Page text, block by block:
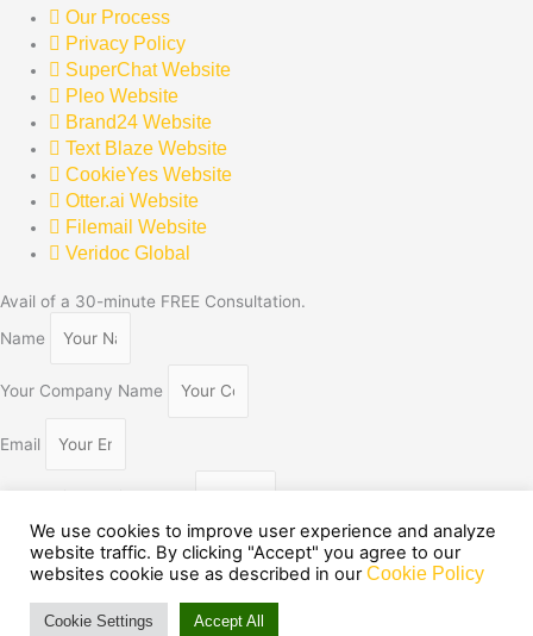
Our Process
Privacy Policy
SuperChat Website
Pleo Website
Brand24 Website
Text Blaze Website
CookieYes Website
Otter.ai Website
Filemail Website
Veridoc Global
Avail of a 30-minute FREE Consultation.
Name
Your Company Name
Email
I would like to discuss ....
Contact Number
We use cookies to improve user experience and analyze
website traffic. By clicking "Accept" you agree to our
websites cookie use as described in ourCookie Policy
Cookie Settings Accept All